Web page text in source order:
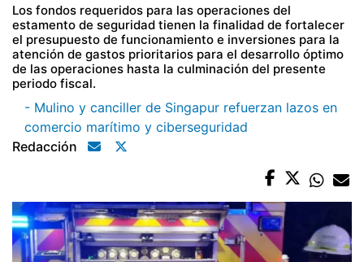
Los fondos requeridos para las operaciones del
estamento de seguridad tienen la finalidad de fortalecer
el presupuesto de funcionamiento e inversiones para la
atención de gastos prioritarios para el desarrollo óptimo
de las operaciones hasta la culminación del presente
periodo fiscal.
- Mulino y canciller de Singapur refuerzan lazos en
comercio marítimo y ciberseguridad
Redacción